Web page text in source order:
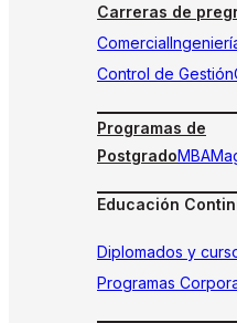
Carreras de
Comercial
Control de Gestión
Programas de
PostgradoMBA
Educación
Diplomados y
Programas